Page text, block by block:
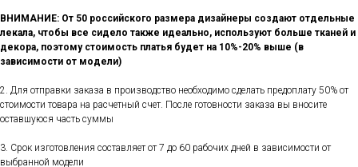
ВНИМАНИЕ: От 50 российского размера дизайнеры создают отдельные
лекала, чтобы все сидело также идеально, используют больше тканей и
декора, поэтому стоимость платья будет на 10%-20% выше (в
зависимости от модели)
2. Для отправки заказа в производство необходимо сделать предоплату 50% от
стоимости товара на расчетный счет. После готовности заказа вы вносите
оставшуюся часть суммы
3. Срок изготовления составляет от 7 до 60 рабочих дней в зависимости от
выбранной модели